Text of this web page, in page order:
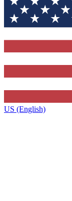
US (English)